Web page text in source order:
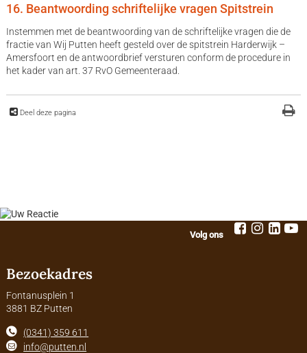
16. Beantwoording schriftelijke vragen Spitstrein
Instemmen met de beantwoording van de schriftelijke vragen die de
fractie van Wij Putten heeft gesteld over de spitstrein Harderwijk –
Amersfoort en de antwoordbrief versturen conform de procedure in
het kader van art. 37 RvO Gemeenteraad.
Deel deze pagina
Volg ons
Bezoekadres
Fontanusplein 1
3881 BZ Putten
(0341) 359 611
info@putten.nl